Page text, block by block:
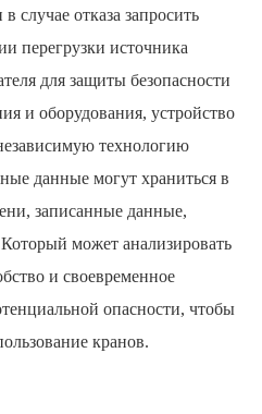
случае отказа запросить
перегрузки источника
для защиты безопасности
и оборудования, устройство
технологию
данные могут храниться в
записанные данные,
может анализировать
и своевременное
опасности, чтобы
кранов.